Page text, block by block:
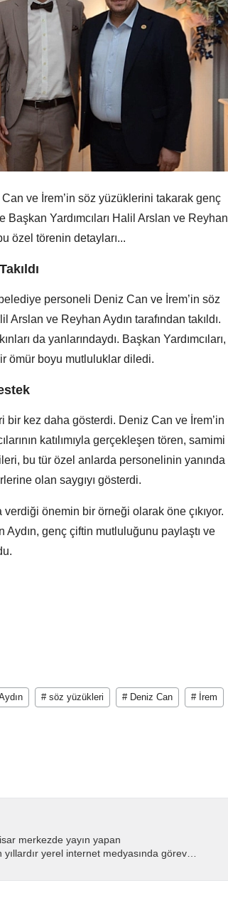
ve İrem’in söz yüzüklerini takarak genç
Yardımcıları Halil Arslan ve Reyhan
özel törenin detayları...
personeli Deniz Can ve İrem’in söz
Arslan ve Reyhan Aydın tarafından takıldı.
da yanlarındaydı. Başkan Yardımcıları,
ömür boyu mutluluklar diledi.
kez daha gösterdi. Deniz Can ve İrem’in
katılımıyla gerçekleşen tören, samimi
bu tür özel anlarda personelinin yanında
olan saygıyı gösterdi.
önemin bir örneği olarak öne çıkıyor.
Aydın, genç çiftin mutluluğunu paylaştı ve
# söz yüzükleri # Deniz Can # İrem
merkezde yayın yapan
yerel internet medyasında görev